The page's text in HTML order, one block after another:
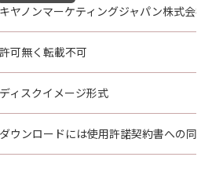
キヤノンマーケティングジャパン株式会社
許可無く転載不可
ディスクイメージ形式
ダウンロードには使用許諾契約書への同意